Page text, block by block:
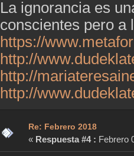
La ignorancia es
conscientes pero a
https://
http://
http://
http://
Re: Febrero 2018
« Respuesta #4 : Febrero